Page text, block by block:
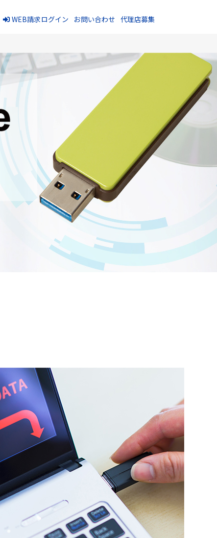
WEB請求ログイン お問い合わせ 代理店募集